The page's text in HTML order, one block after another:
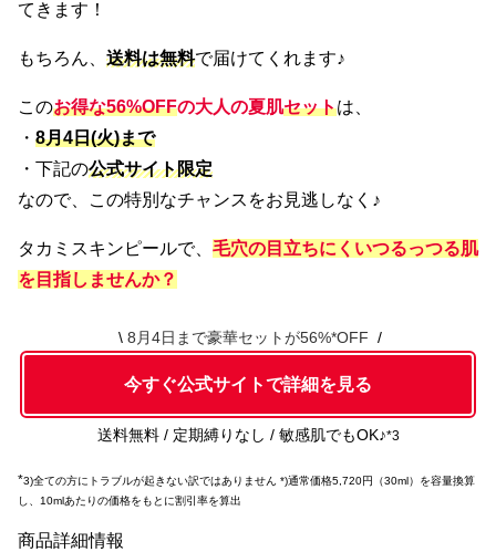
てきます！
もちろん、 送料は無料で届けてくれます♪
このお得な56%OFFの大人の夏肌セットは、
・ 8月4日(火)まで
・下記の公式サイト限定
なので、この特別なチャンスをお見逃しなく♪
タカミスキンピールで、 毛穴の目立ちにくいつるっつる肌
を目指しませんか？
8月4日まで豪華セットが56%*OFF
今すぐ公式サイトで詳細を見る
送料無料 / 定期縛りなし / 敏感肌でもOK♪*3
*3)全ての方にトラブルが起きない訳ではありません *)通常価格5,720円（30ml）を容量換算
し、10mlあたりの価格をもとに割引率を算出
商品詳細情報